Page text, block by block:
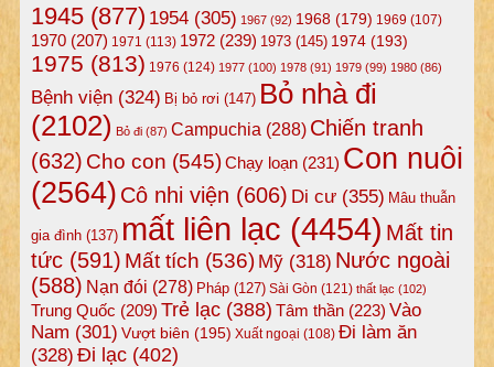
1945(877) 1954(305) 1967(92) 1968(179) 1969 (107)
1970(207) 1971 (113) 1972(239) 1973(145) 1974(193)
1975 (813) 1976 (124) 1977(100) 1978(91) 1979(99) 1980(86)
Bệnh viện(324) Bị bỏ rơi (147) Bỏ nhà đi
(2102) Bỏ đi(87) Campuchia (288) Chiến tranh
(632) Cho con (545)Chạy loạn(231) Con nuôi
(2564) Cô nhi viện (606) Di cư(355) Mâu thuẫn
gia đình(137) mất liên lạc (4454) Mất tin
tức(591) Mất tích (536) Mỹ(318) Nước ngoài
(588) Nạn đói (278) Pháp(127) Sài Gòn (121) thất lạc (102)
Trung Quốc (209) Trẻ lạc(388) Tâm thần(223) Vào
Nam (301) Vượt biên (195) Xuất ngoại (108) Đi làm ăn
(328) Đi lạc(402)